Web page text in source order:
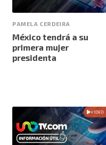
PAMELA CERDEIRA
México tendrá a su
primera mujer
presidenta
VIDEO